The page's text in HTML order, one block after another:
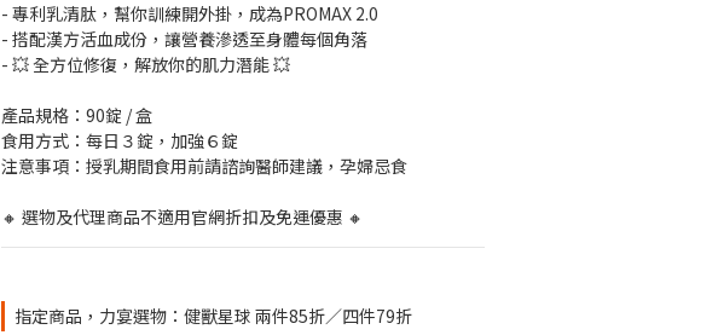
- 專利乳清肽，幫你訓練開外掛，成為PROMAX 2.0
- 搭配漢方活血成份，讓營養滲透至身體每個角落
- 💥 全方位修復，解放你的肌力潛能 💥
產品規格：90錠 / 盒
食用方式：每日３錠，加強６錠
注意事項：授乳期間食用前請諮詢醫師建議，孕婦忌食
🔸 選物及代理商品不適用官網折扣及免運優惠 🔸
指定商品，力宴選物：健獸星球 兩件85折／四件79折